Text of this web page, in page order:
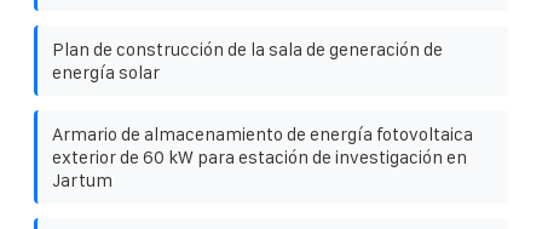
Plan de construcción de la sala de generación de
energía solar
Armario de almacenamiento de energía fotovoltaica
exterior de 60 kW para estación de investigación en
Jartum